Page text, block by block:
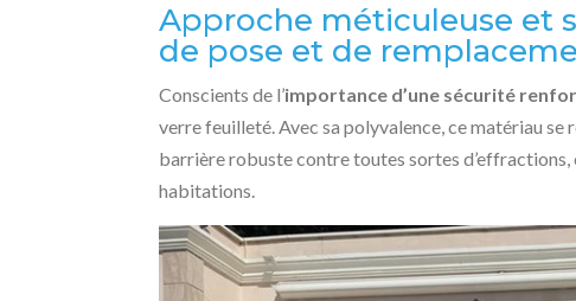
Approche méticuleuse et
de pose et de
Conscients de l’importance d’une sécurité
verre feuilleté. Avec sa polyvalence, ce matériau se
barrière robuste contre toutes sortes
habitations.